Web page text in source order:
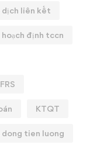
dịch liên kết
hoạch định tccn
KTQT
dong tien luong